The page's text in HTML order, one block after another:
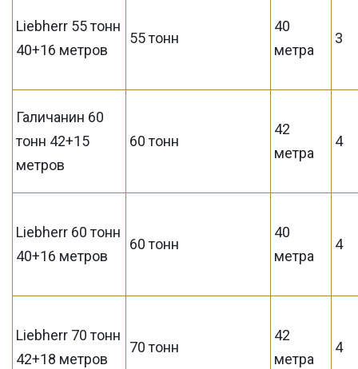
Liebherr 55 тонн
40+16 метров
55 тонн
40
метра
3
Галичанин 60
тонн 42+15
метров
60 тонн
42
метра
4
Liebherr 60 тонн
40+16 метров
60 тонн
40
метра
4
Liebherr 70 тонн
42+18 метров
70 тонн
42
метра
4